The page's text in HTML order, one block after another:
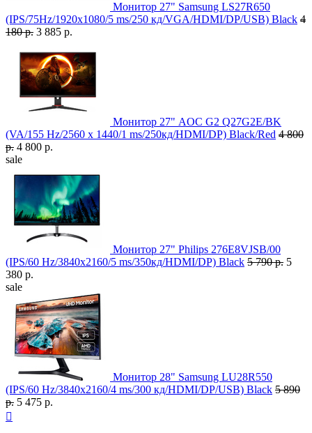
Монитор 27" Samsung LS27R650
(IPS/75Hz/1920x1080/5 ms/250 кд/VGA/HDMI/DP/USB) Black 4
180 р. 3 885 р.
Монитор 27" AOC G2 Q27G2E/BK
(VA/155 Hz/2560 x 1440/1 ms/250кд/HDMI/DP) Black/Red 4 800
р. 4 800 р.
sale
Монитор 27" Philips 276E8VJSB/00
(IPS/60 Hz/3840x2160/5 ms/350кд/HDMI/DP) Black 5 790 р. 5
380 р.
sale
Монитор 28" Samsung LU28R550
(IPS/60 Hz/3840x2160/4 ms/300 кд/HDMI/DP/USB) Black 5 890
р. 5 475 р.
